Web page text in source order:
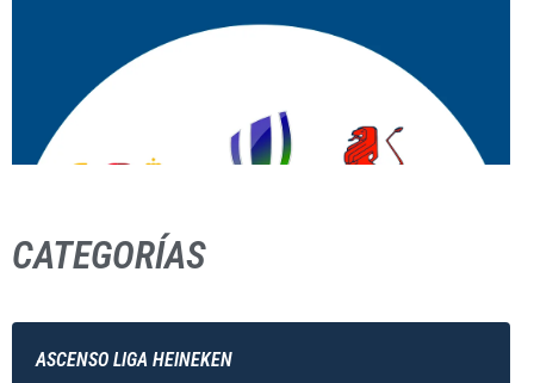
CATEGORÍAS
ASCENSO LIGA HEINEKEN